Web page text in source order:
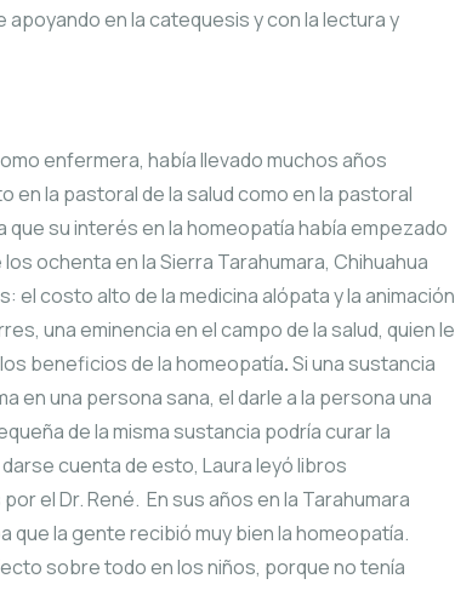
apoyando en la catequesis y con la lectura y
enfermera, había llevado muchos años
en la pastoral de la salud como en la pastoral
que su interés en la homeopatía había empezado
ochenta en la Sierra Tarahumara, Chihuahua
el costo alto de la medicina alópata y la animación
una eminencia en el campo de la salud, quien le
beneficios de la homeopatía.Si una sustancia
en una persona sana, el darle a la persona una
de la misma sustancia podría curar la
cuenta de esto, Laura leyó libros
el Dr. René. En sus años en la Tarahumara
que la gente recibió muy bien la homeopatía.
sobre todo en los niños, porque no tenía